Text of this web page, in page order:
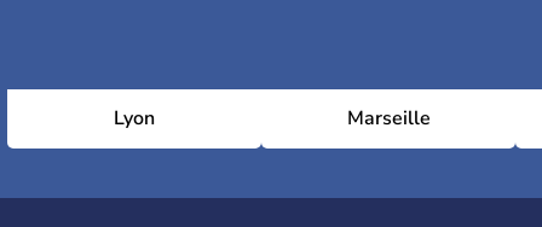
Lyon Marseille